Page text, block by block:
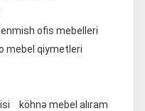
ofis mebelleri
mebel qiymetleri
köhnə mebel alıram